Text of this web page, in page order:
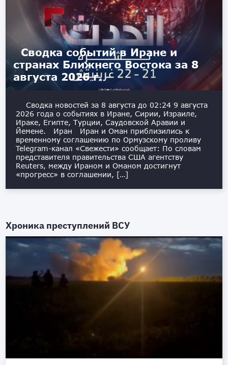
Сводка событий в Иране и
странах Ближнего Востока за 8
августа 2026 г.
Сводка новостей за 8 августа до 02:24 9 августа
2026 года о событиях в Иране, Сирии, Израиле,
Ираке, Египте, Турции, Саудовской Аравии и
Йемене. Иран Иран и Оман приблизились к
временному соглашению по Ормузскому проливу
Telegram-канал «Свежести» сообщает: По словам
представителя правительства США агентству
Reuters, между Ираном и Оманом достигнут
«прогресс» в соглашении, […]
Хроника преступлений ВСУ